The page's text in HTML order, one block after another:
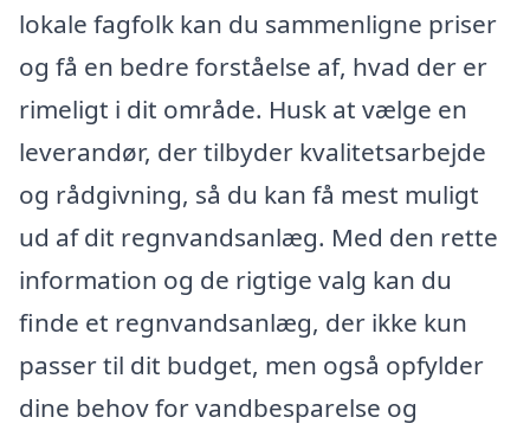
lokale fagfolk kan du sammenligne priser
og få en bedre forståelse af, hvad der er
rimeligt i dit område. Husk at vælge en
leverandør, der tilbyder kvalitetsarbejde
og rådgivning, så du kan få mest muligt
ud af dit regnvandsanlæg. Med den rette
information og de rigtige valg kan du
finde et regnvandsanlæg, der ikke kun
passer til dit budget, men også opfylder
dine behov for vandbesparelse og